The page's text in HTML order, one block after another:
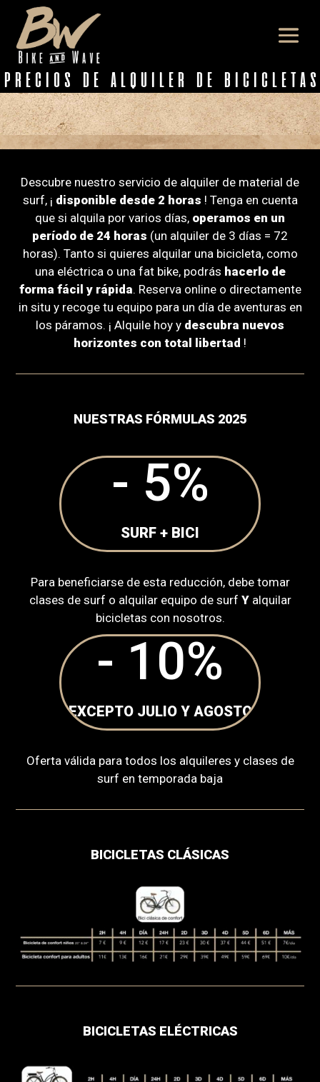
PRECIOS DE ALQUILER DE BICICLETAS
Descubre nuestro servicio de alquiler de material de
surf, ¡ disponible desde 2 horas ! Tenga en cuenta
que si alquila por varios días, operamos en un
período de 24 horas (un alquiler de 3 días = 72
horas). Tanto si quieres alquilar una bicicleta, como
una eléctrica o una fat bike, podrás hacerlo de
forma fácil y rápida. Reserva online o directamente
in situ y recoge tu equipo para un día de aventuras en
los páramos. ¡ Alquile hoy y descubra nuevos
horizontes con total libertad !
NUESTRAS FÓRMULAS 2025
- 5%
SURF + BICI
Para beneficiarse de esta reducción, debe tomar
clases de surf o alquilar equipo de surf Yalquilar
bicicletas con nosotros.
- 10%
EXCEPTO JULIO Y AGOSTO
Oferta válida para todos los alquileres y clases de
surf en temporada baja
BICICLETAS CLÁSICAS
BICICLETAS ELÉCTRICAS